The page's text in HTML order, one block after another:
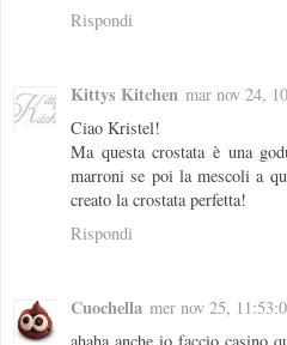
Rispondi
Kittys Kitchen mar nov 24,
Ciao Kristel!
Ma questa crostata è una
marroni se poi la mescoli a
creato la crostata perfetta!
Rispondi
Cuochella mer nov 25,